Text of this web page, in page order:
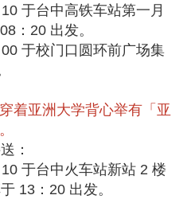
于台中高铁车站第一月
：20 出发。
于校门口圆环前广场集
着亚洲大学背心举有「亚
：
于台中火车站新站 2 楼
13：20 出发。